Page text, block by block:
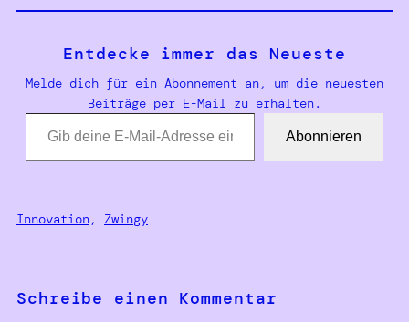
Entdecke immer das Neueste
Melde dich für ein Abonnement an, um die neuesten
Beiträge per E-Mail zu erhalten.
Gib deine E-Mail-Adresse ein …
Abonnieren
Innovation, Zwingy
Schreibe einen Kommentar